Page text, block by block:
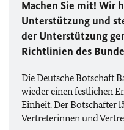
Machen Sie mit! Wir
Unterstützung und
der Unterstützung
Richtlinien des
Die Deutsche Botschaft
wieder einen festlichen
Einheit. Der Botschafter
Vertreterinnen und